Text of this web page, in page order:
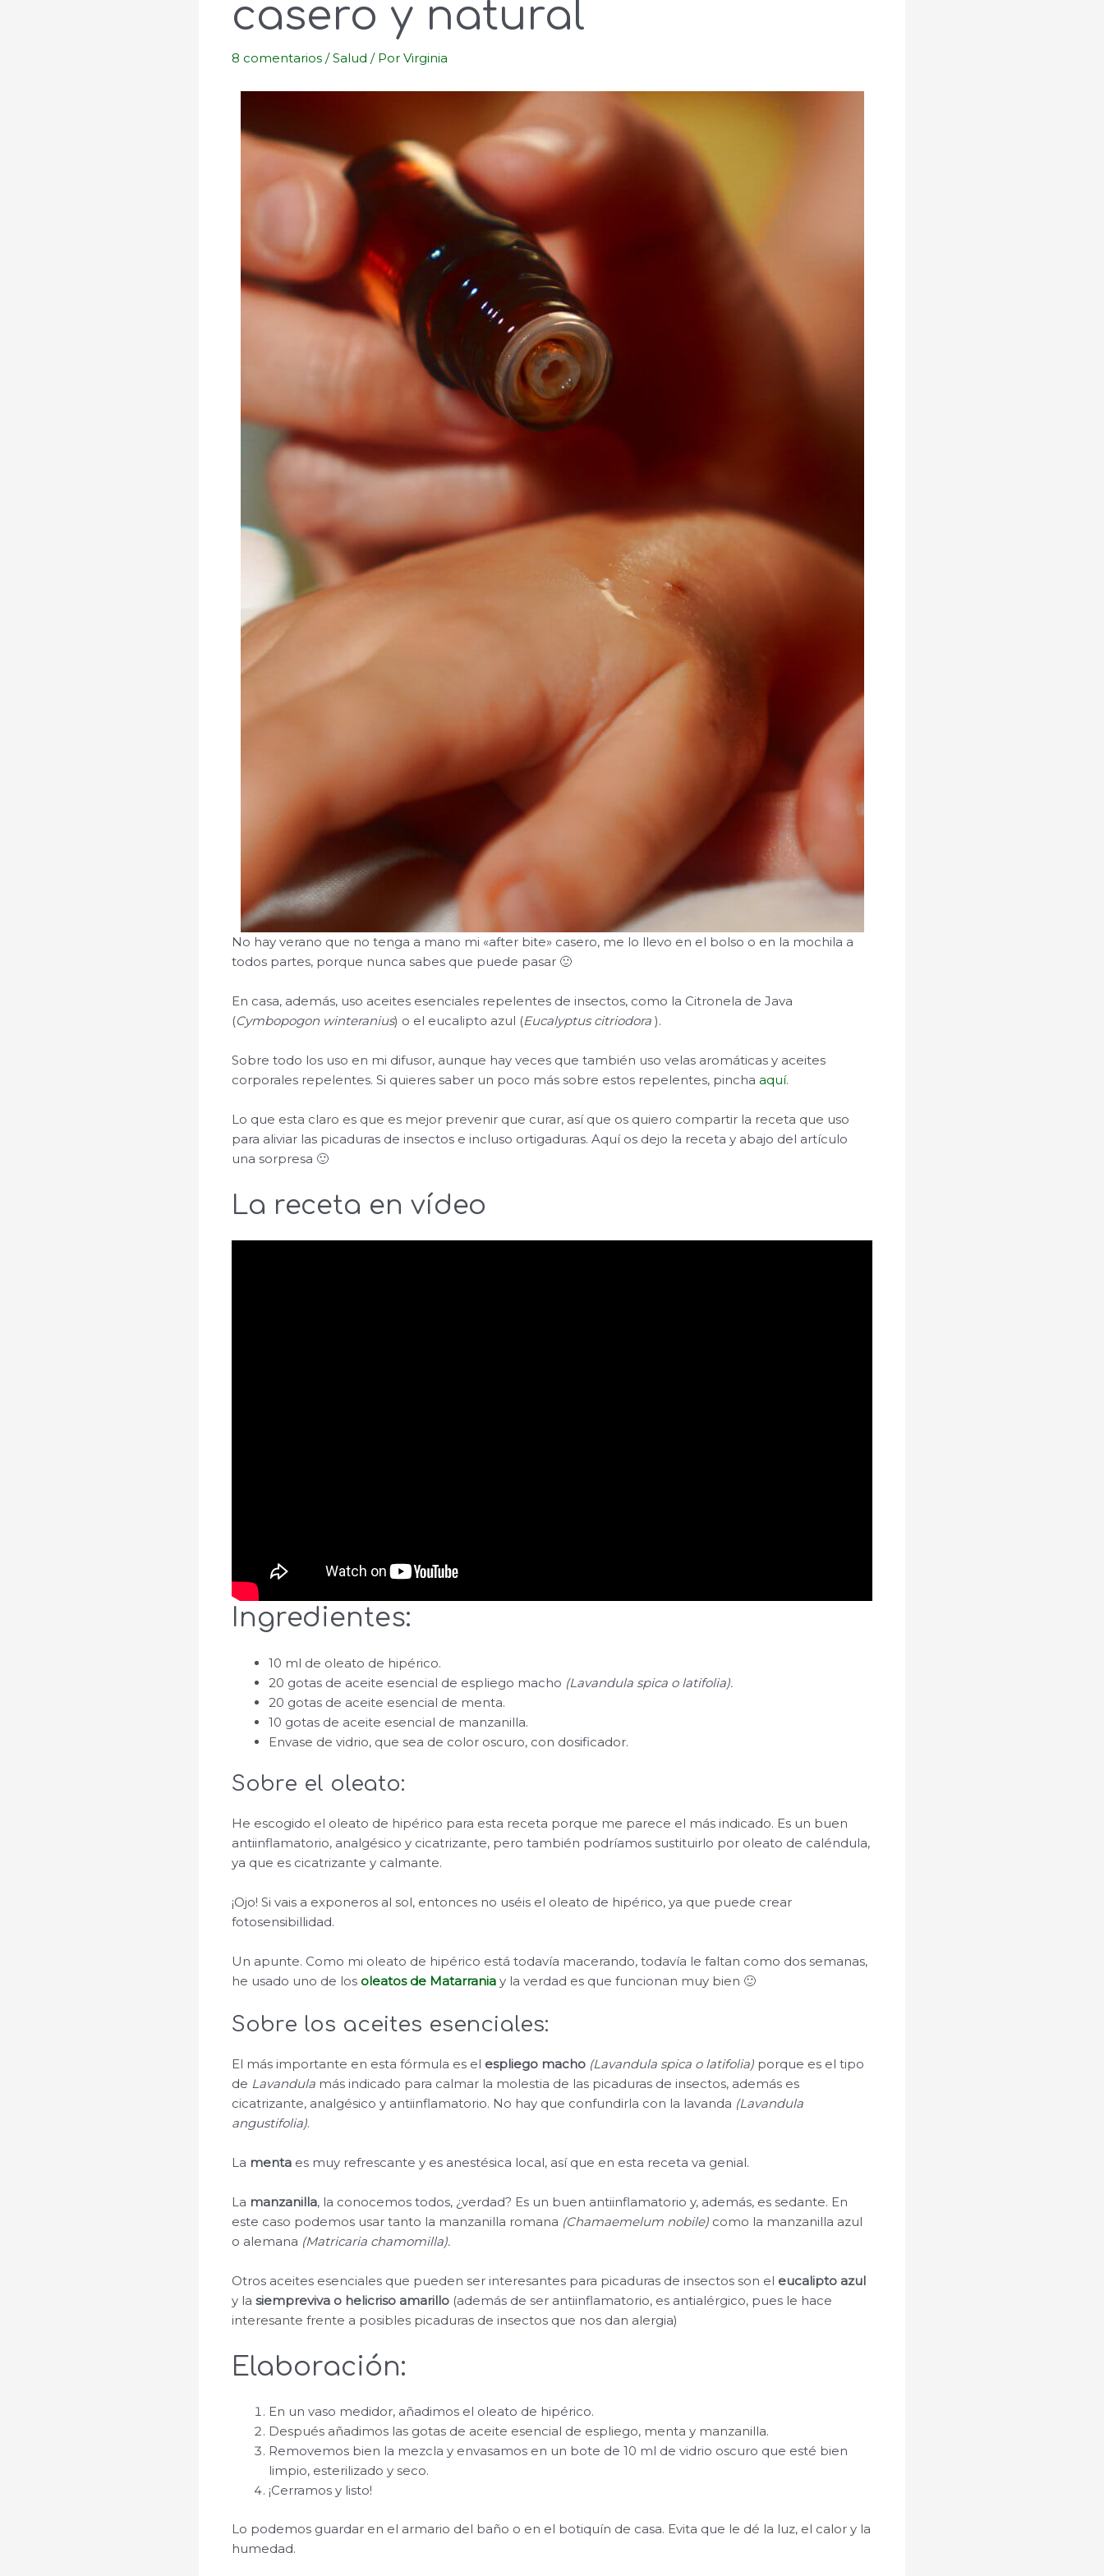
casero y natural
8 comentarios /Salud / PorVirginia
No hay verano que no tenga a mano mi «after bite» casero, me lo llevo en el bolso o en la mochila a
todos partes, porque nunca sabes que puede pasar 🙂
En casa, además, uso aceites esenciales repelentes de insectos, como la Citronela de Java
(Cymbopogon winteranius) o el eucalipto azul (Eucalyptus citriodora).
Sobre todo los uso en mi difusor, aunque hay veces que también uso velas aromáticas y aceites
corporales repelentes. Si quieres saber un poco más sobre estos repelentes, pinchaaquí.
Lo que esta claro es que es mejor prevenir que curar, así que os quiero compartir la receta que uso
para aliviar las picaduras de insectos e incluso ortigaduras. Aquí os dejo la receta y abajo del artículo
una sorpresa 🙂
La receta en vídeo
Ingredientes:
10 ml de oleato de hipérico.
20 gotas de aceite esencial de espliego macho (Lavandula spica o latifolia).
20 gotas de aceite esencial de menta.
10 gotas de aceite esencial de manzanilla.
Envase de vidrio, que sea de color oscuro, con dosificador.
Sobre el oleato:
He escogido el oleato de hipérico para esta receta porque me parece el más indicado. Es un buen
antiinflamatorio, analgésico y cicatrizante, pero también podríamos sustituirlo por oleato de caléndula,
ya que es cicatrizante y calmante.
¡Ojo! Si vais a exponeros al sol, entonces no uséis el oleato de hipérico, ya que puede crear
fotosensibillidad.
Un apunte. Como mi oleato de hipérico está todavía macerando, todavía le faltan como dos semanas,
he usado uno de los oleatos de Matarrania y la verdad es que funcionan muy bien 🙂
Sobre los aceites esenciales:
El más importante en esta fórmula es el espliego macho (Lavandula spica o latifolia) porque es el tipo
de Lavandula más indicado para calmar la molestia de las picaduras de insectos, además es
cicatrizante, analgésico y antiinflamatorio. No hay que confundirla con la lavanda (Lavandula
angustifolia).
La menta es muy refrescante y es anestésica local, así que en esta receta va genial.
La manzanilla, la conocemos todos, ¿verdad? Es un buen antiinflamatorio y, además, es sedante. En
este caso podemos usar tanto la manzanilla romana (Chamaemelum nobile) como la manzanilla azul
o alemana (Matricaria chamomilla).
Otros aceites esenciales que pueden ser interesantes para picaduras de insectos son el eucalipto azul
y lasiempreviva o helicriso amarillo (además de ser antiinflamatorio, es antialérgico, pues le hace
interesante frente a posibles picaduras de insectos que nos dan alergia)
Elaboración:
En un vaso medidor, añadimos el oleato de hipérico.
Después añadimos las gotas de aceite esencial de espliego, menta y manzanilla.
Removemos bien la mezcla y envasamos en un bote de 10 ml de vidrio oscuro que esté bien
limpio, esterilizado y seco.
¡Cerramos y listo!
Lo podemos guardar en el armario del baño o en el botiquín de casa. Evita que le dé la luz, el calor y la
humedad.